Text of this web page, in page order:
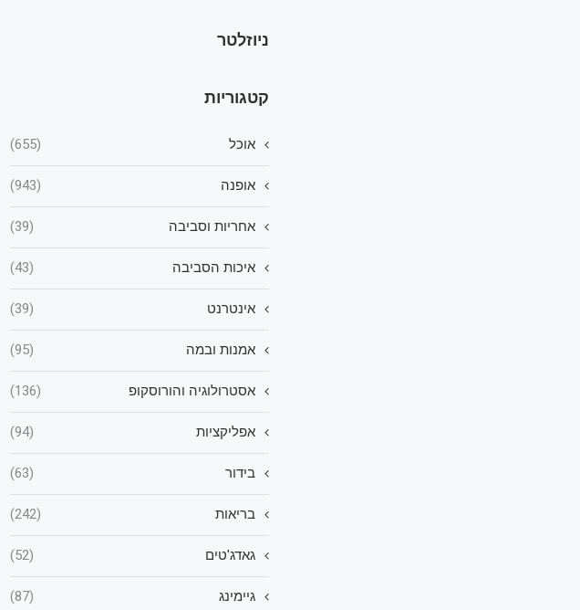
ניוזלטר
קטגוריות
אוכל (655)
אופנה (943)
אחריות וסביבה (39)
איכות הסביבה (43)
אינטרנט (39)
אמנות ובמה (95)
אסטרולוגיה והורוסקופ (136)
אפליקציות (94)
בידור (63)
בריאות (242)
גאדג'טים (52)
גיימינג (87)